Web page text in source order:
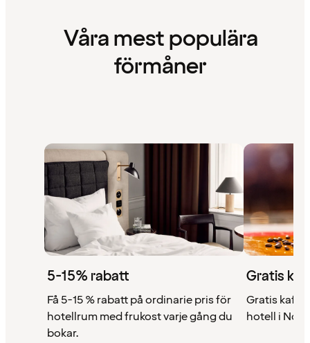
Våra mest populära
förmåner
5-15% rabatt
Få 5-15 % rabatt på ordinarie pris för
hotellrum med frukost varje gång du
bokar.
Gratis
Gratis kaffe
hotell i